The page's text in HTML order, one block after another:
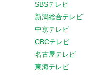
SBSテレビ
新潟総合テレビ
中京テレビ
CBCテレビ
名古屋テレビ
東海テレビ